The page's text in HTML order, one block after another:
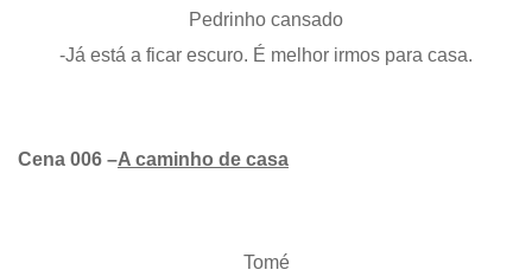
Pedrinho cansado
-Já está a ficar escuro. É melhor irmos para casa.
Cena 006 –A caminho de casa
Tomé